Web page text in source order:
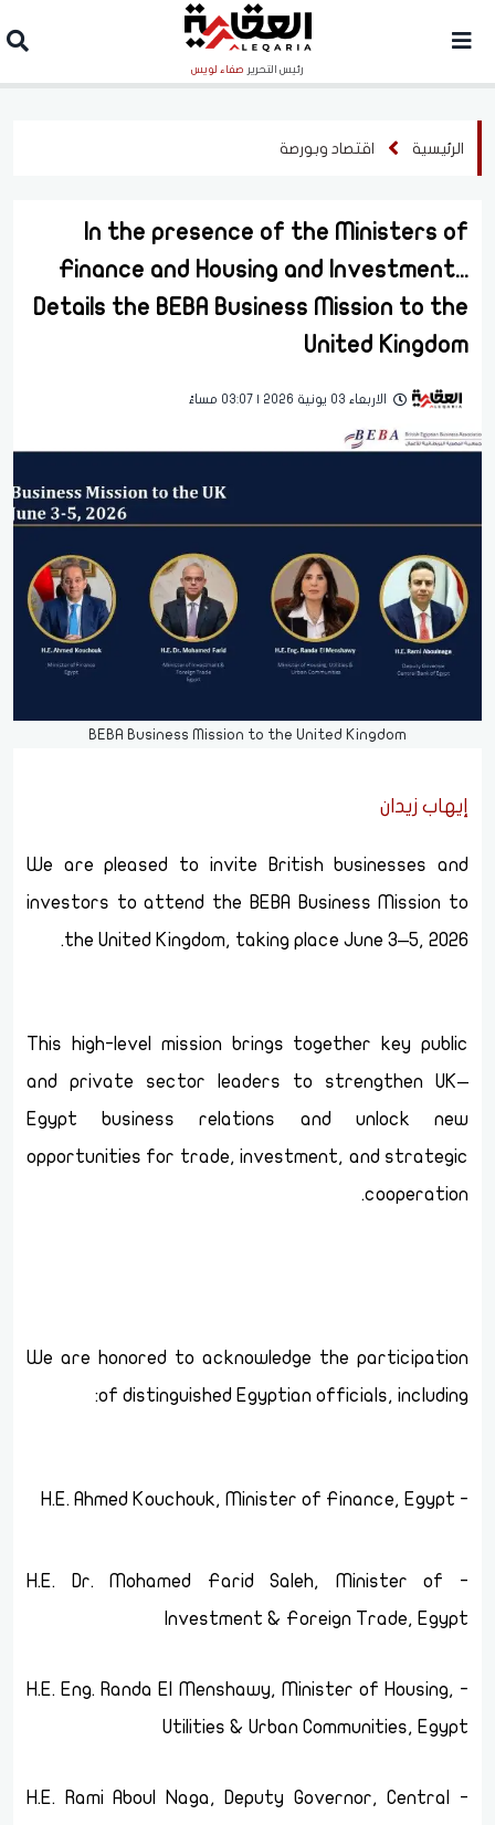
رئيس التحرير صفاء لويس
الرئيسية اقتصاد وبورصة
In the presence of the Ministers of
Finance and Housing and Investment...
Details the BEBA Business Mission to the
United Kingdom
الاربعاء 03 يونية 2026 | 03:07 مساءً
BEBA Business Mission to the United Kingdom
إيهاب زيدان
We are pleased to invite British businesses and
investors to attend the BEBA Business Mission to
the United Kingdom, taking place June 3–5, 2026.
This high-level mission brings together key public
and private sector leaders to strengthen UK–
Egypt business relations and unlock new
opportunities for trade, investment, and strategic
cooperation.
We are honored to acknowledge the participation
of distinguished Egyptian officials, including:
- H.E. Ahmed Kouchouk, Minister of Finance, Egypt
- H.E. Dr. Mohamed Farid Saleh, Minister of
Investment & Foreign Trade, Egypt
- H.E. Eng. Randa El Menshawy, Minister of Housing,
Utilities & Urban Communities, Egypt
- H.E. Rami Aboul Naga, Deputy Governor, Central